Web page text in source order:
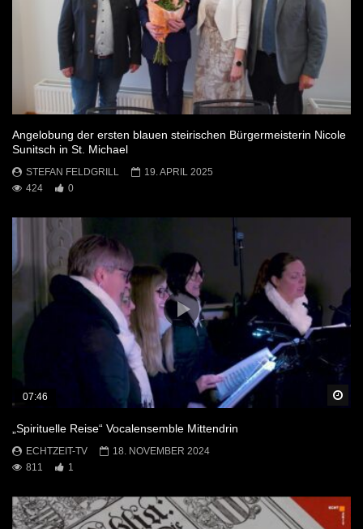
Angelobung der ersten blauen steirischen Bürgermeisterin Nicole
Sunitsch in St. Michael
STEFAN FELDGRILL
19. APRIL 2025
424
0
07:46
„Spirituelle Reise“ Vocalensemble Mittendrin
ECHTZEIT-TV
18. NOVEMBER 2024
811
1